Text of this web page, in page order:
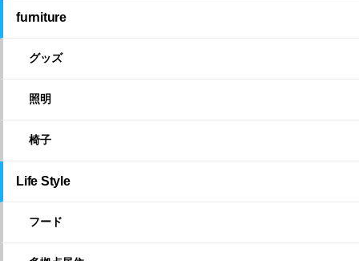
furniture
グッズ
照明
椅子
Life Style
フード